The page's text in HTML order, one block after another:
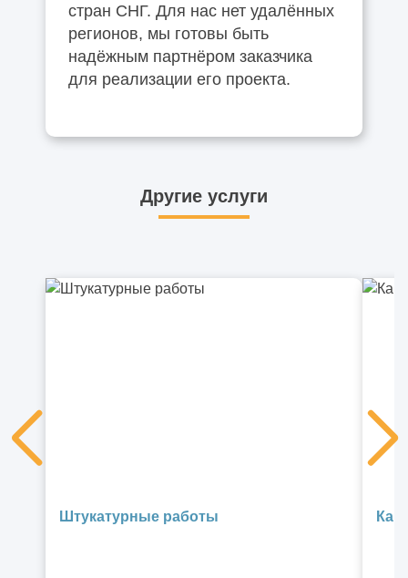
стран СНГ. Для нас нет удалённых
регионов, мы готовы быть
надёжным партнёром заказчика
для реализации его проекта.
Другие услуги
Штукатурные работы